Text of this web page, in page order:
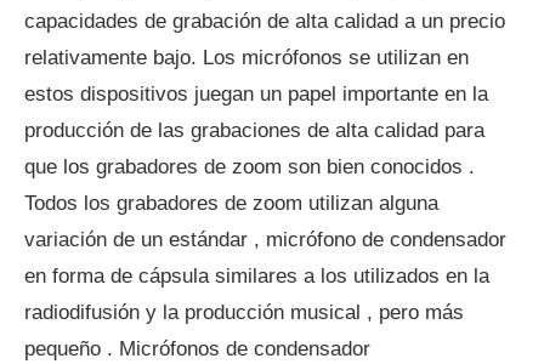
capacidades de grabación de alta calidad a un precio
relativamente bajo. Los micrófonos se utilizan en
estos dispositivos juegan un papel importante en la
producción de las grabaciones de alta calidad para
que los grabadores de zoom son bien conocidos .
Todos los grabadores de zoom utilizan alguna
variación de un estándar , micrófono de condensador
en forma de cápsula similares a los utilizados en la
radiodifusión y la producción musical , pero más
pequeño . Micrófonos de condensador